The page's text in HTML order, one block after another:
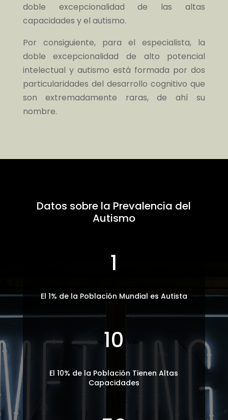
doble excepcionalidad de las altas
capacidades y el autismo.
Por consiguiente, para el especialista, la
doble excepcionalidad de alto potencial
intelectual y autismo está formada por dos
particularidades del desarrollo cognitivo que
son extremadamente raras, de ahí su
nombre.
Datos sobre la Prevalencia del
Autismo
1
El 1% de la Población Mundial es Autista
10
El 10% de la Población Tienen Altas
Capacidades